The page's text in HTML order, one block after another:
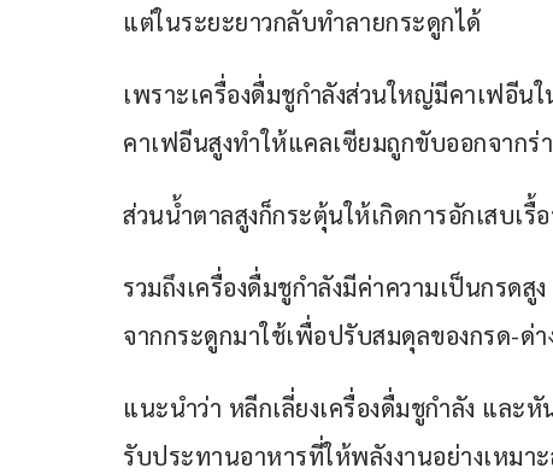
แต่ในระยะยาวกลับทำลายกระดูกได้
เพราะเครื่องดื่มชูกำลังส่วนใหญ่มีคาเฟอี
คาเฟอีนสูงทำให้แคลเซียมถูกขับออกจากร่า
ส่วนน้ำตาลสูงก็กระตุ้นให้เกิดการอักเสบเรื้
รวมถึงเครื่องดื่มชูกำลังมีค่าความเป็นกรด
จากกระดูกมาใช้เพื่อปรับสมดุลของกรด-ด่า
แนะนำว่า หลีกเลี่ยงเครื่องดื่มชูกำลัง และ
รับประทานอาหารที่ให้พลังงานอย่างเหมา